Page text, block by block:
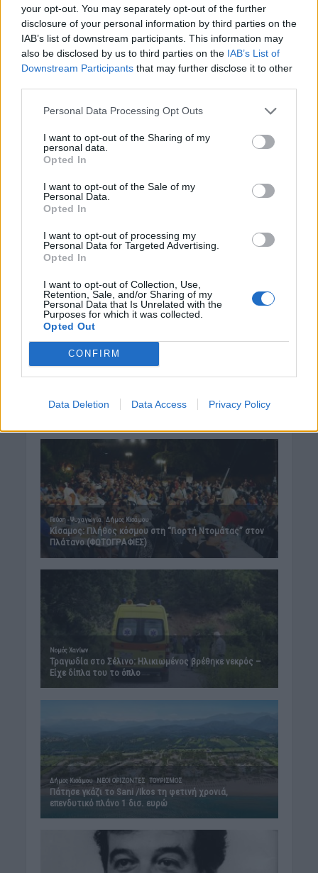
your opt-out. You may separately opt-out of the further
disclosure of your personal information by third parties on the
IAB’s list of downstream participants. This information may
also be disclosed by us to third parties on the IAB’s List of
Downstream Participants that may further disclose it to other
Personal Data Processing Opt Outs
I want to opt-out of the Sharing of my
personal data.
Opted In
I want to opt-out of the Sale of my
Personal Data.
Opted In
I want to opt-out of processing my
Personal Data for Targeted Advertising.
Opted In
I want to opt-out of Collection, Use,
Retention, Sale, and/or Sharing of my
Personal Data that Is Unrelated with the
Purposes for which it was collected.
Opted Out
CONFIRM
Data Deletion Data Access Privacy Policy
ΝΟΜΌΣ ΧΑΝΊΩΝ
Χανιά: Θάνατος 64χρονου σε πισίνα
ξενοδοχείου – Μια σύλληψη
7 Αυγούστου 2026 14:54
κουβαλά μέσα του την Κρήτη
ΑΓΡΟΤΙΚΑ
ψηφιακό χάος
ΓΕΎΣΗ - ΨΥΧΑΓΩΓΊΑ
Συνταγή: Ξεροτήγανα, το αγαπημένο
7 Αυγούστου 2026 13:11
ΚΡΗΤΗ • ΜΑΤΙΕΣ ΣΤΟ ΠΑΡΕΛΘΟΝ
δικαστήριο τον φονιά του γιου του
7 Αυγούστου 2026 12:44
Δημοφιλή αυτή την εβδομάδα